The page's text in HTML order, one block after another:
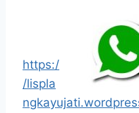
https:/
/lispla